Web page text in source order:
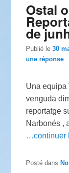
Ostal
de
Publié le30
une réponse
Una equipa
venguda
reportatge
Narbonés ,
…continuer
Posté dans